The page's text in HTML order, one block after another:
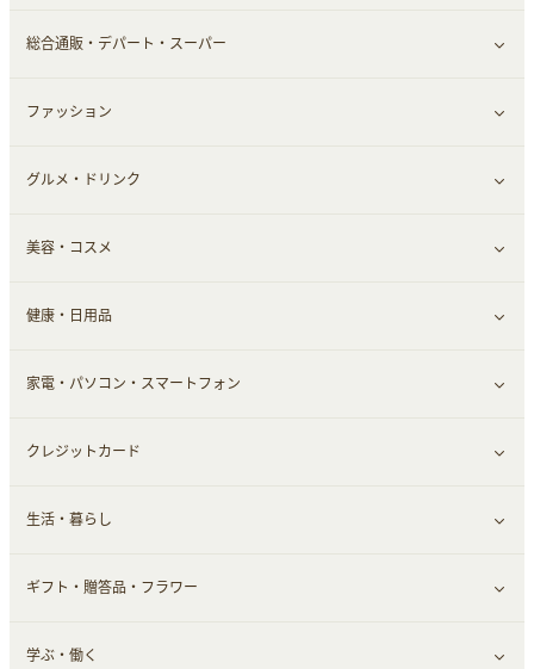
総合通販・デパート・スーパー
すべて見る
総合通販
デパート・スーパー
ファッション
すべて見る
ファッション
インナー・下着
靴・フットウェア
小物・かばん
スーツ・フォーマル
グルメ・ドリンク
すべて見る
グルメ
ドリンク
お酒
食材宅配
美容・コスメ
すべて見る
スキンケア
メイクアップ
ヘアケア
メンズ美容
美容・ダイエット用品
健康・日用品
すべて見る
健康食品｜青汁・飲料
健康食品｜乳酸菌・ケフィア
健康食品｜その他
スポーツ・フィットネス
家電・パソコン・スマートフォン
すべて見る
家電・パソコン・ソフトウェア
スマホ・携帯電話・SIM
クレジットカード
すべて見る
クレジットカード
生活・暮らし
すべて見る
車情報・カーシェア・レンタル
ギフト・贈答品・フラワー
すべて見る
学ぶ・働く